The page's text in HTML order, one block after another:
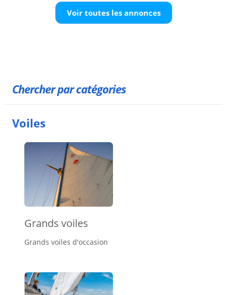
Voir toutes les annonces
Chercher par catégories
Voiles
Grands voiles
Grands voiles d'occasion